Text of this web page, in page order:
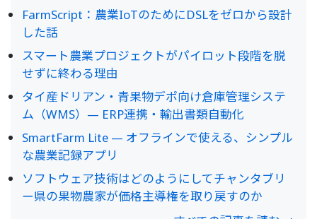
FarmScript：農業IoTのためにDSLをゼロから設計
した話
スマート農業プロジェクトがパイロット段階を脱
せずに終わる理由
タイ産ドリアン・青果物デポ向け倉庫管理システ
ム（WMS）— ERP連携・輸出書類自動化
SmartFarm Lite — オフラインで使える、シンプル
な農業記録アプリ
ソフトウェア技術はどのようにしてチャンタブリ
ー県の果物農家が価格主導権を取り戻すのか